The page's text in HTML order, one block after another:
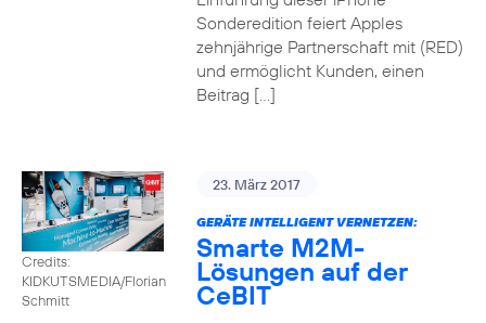
Sonderedition feiert Apples
zehnjährige Partnerschaft mit (RED)
und ermöglicht Kunden, einen
Beitrag […]
Credits:
KIDKUTSMEDIA/Florian
Schmitt
23. März 2017
GERÄTE INTELLIGENT VERNETZEN:
Smarte M2M-
Lösungen auf der
CeBIT